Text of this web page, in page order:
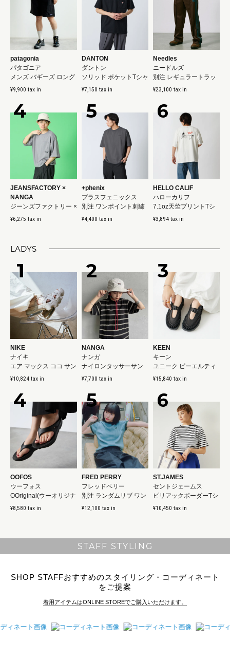
patagonia
パタゴニア
メンズ バギーズ ロング
7インチ
¥9,900 tax in
DANTON
ダントン
ソリッド ポケットTシャ
ツ
¥7,150 tax in
Needles
ニードルズ
別注 レギュラートラッ
クパンツ
¥23,100 tax in
JEANSFACTORY ×
NANGA
ジーンズファクトリー ×
ナンガ
¥6,275 tax in
+phenix
プラスフェニックス
別注 ワンポイント刺繍
ロゴ ドローコードTシ...
¥4,400 tax in
HELLO CALIF
ハローカリフ
7.1oz天竺プリントTシ
ャツ
¥3,894 tax in
LADYS
NIKE
ナイキ
エア マックス ココ サン
ダル
¥10,824 tax in
NANGA
ナンガ
ナイロンタッサーサン
シェードハット
¥7,700 tax in
KEEN
キーン
ユニーク ピーエルティ
ー メリージェーン
¥15,840 tax in
OOFOS
ウーフォス
OOriginal(ウーオリジナ
ル)
¥8,580 tax in
FRED PERRY
フレッドペリー
別注 ランダムリブ ワン
ポイントロゴ刺繍リン...
¥12,100 tax in
ST.JAMES
セントジェームス
ピリアックボーダーTシ
ャツ
¥10,450 tax in
STAFF STYLING
SHOP STAFFおすすめのスタイリング・コーディネート
をご提案
着用アイテムはONLINE STOREでご購入いただけます。